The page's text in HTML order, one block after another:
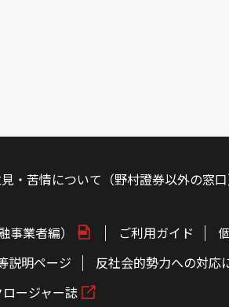
・苦情について（野村證券以外の窓口
事業者編） ご利用ガイド
説明ページ 反社会的勢力への対応
ージャー誌